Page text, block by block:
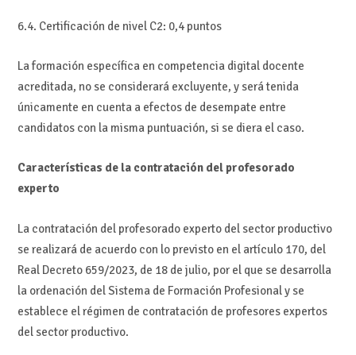
6.4. Certificación de nivel C2: 0,4 puntos
La formación específica en competencia digital docente
acreditada, no se considerará excluyente, y será tenida
únicamente en cuenta a efectos de desempate entre
candidatos con la misma puntuación, si se diera el caso.
Características de la contratación del profesorado
experto
La contratación del profesorado experto del sector productivo
se realizará de acuerdo con lo previsto en el artículo 170, del
Real Decreto 659/2023, de 18 de julio, por el que se desarrolla
la ordenación del Sistema de Formación Profesional y se
establece el régimen de contratación de profesores expertos
del sector productivo.